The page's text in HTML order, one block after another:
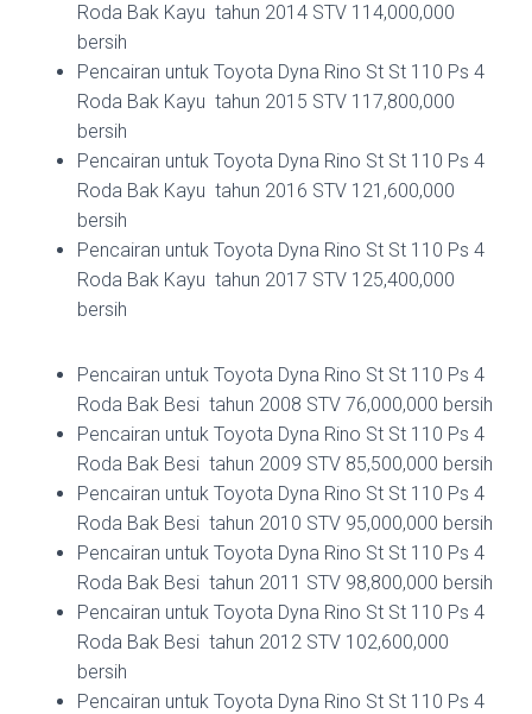
Roda Bak Kayu tahun 2014 STV 114,000,000
bersih
Pencairan untuk Toyota Dyna Rino St St 110 Ps 4
Roda Bak Kayu tahun 2015 STV 117,800,000
bersih
Pencairan untuk Toyota Dyna Rino St St 110 Ps 4
Roda Bak Kayu tahun 2016 STV 121,600,000
bersih
Pencairan untuk Toyota Dyna Rino St St 110 Ps 4
Roda Bak Kayu tahun 2017 STV 125,400,000
bersih
Pencairan untuk Toyota Dyna Rino St St 110 Ps 4
Roda Bak Besi tahun 2008 STV 76,000,000 bersih
Pencairan untuk Toyota Dyna Rino St St 110 Ps 4
Roda Bak Besi tahun 2009 STV 85,500,000 bersih
Pencairan untuk Toyota Dyna Rino St St 110 Ps 4
Roda Bak Besi tahun 2010 STV 95,000,000 bersih
Pencairan untuk Toyota Dyna Rino St St 110 Ps 4
Roda Bak Besi tahun 2011 STV 98,800,000 bersih
Pencairan untuk Toyota Dyna Rino St St 110 Ps 4
Roda Bak Besi tahun 2012 STV 102,600,000
bersih
Pencairan untuk Toyota Dyna Rino St St 110 Ps 4